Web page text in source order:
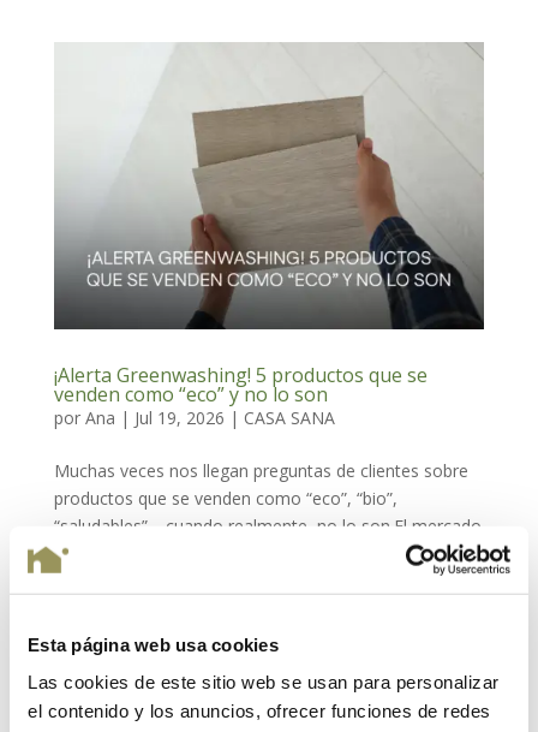
Esta página web usa cookies
Las cookies de este sitio web se usan para personalizar
el contenido y los anuncios, ofrecer funciones de redes
¡Alerta Greenwashing! 5 productos que se
venden como “eco” y no lo son
por Ana | Jul 19, 2026 | CASA SANA
Muchas veces nos llegan preguntas de clientes sobre
productos que se venden como “eco”, “bio”,
“saludables”… cuando realmente, no lo son.El mercado
sabe que cada vez somos más las personas que
buscamos crear hogares más saludables, sostenibles y